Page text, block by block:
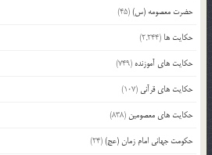
حضرت معصومه (س)(45)
حکایت ها (2,244)
حکایت های آموزنده (749)
حکایت های قرآنی (107)
حکایت های معصومین (838)
حکومت جهانی امام زمان (عج)(24)